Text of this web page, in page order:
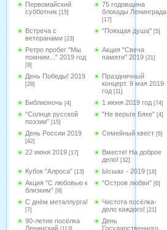
Первомайский
субботник [15]
75 годовщина
блокады Ленинграда
[17]
Встреча с
ветеранами [23]
"Поющая душа" [5]
Ретро пробег "Мы
помним..." 2019 год
[9]
Акция "Свеча
памяти" 2019 [21]
День Победы! 2019
[28]
Праздничный
концерт. 9 мая 2019
год [11]
Библионочь [4] 1 июня 2019 год [74]
"Солнце русской
поэзии" [15]
"Не верьте Бяке" [4]
День России 2019
[42]
Семейный квест [6]
22 июня 2019 [17]
Вместе! На доброе
дело! [32]
Кубок "Алроса" [13] Ысыах - 2019 [18]
Акция "С любовью к
близким" [9]
"Остров любви" [6]
С днём металлурга!
[7]
Чистота посёлка-
дело каждого! [21]
90-летие посёлка
Ленинский [113]
День
Государственного